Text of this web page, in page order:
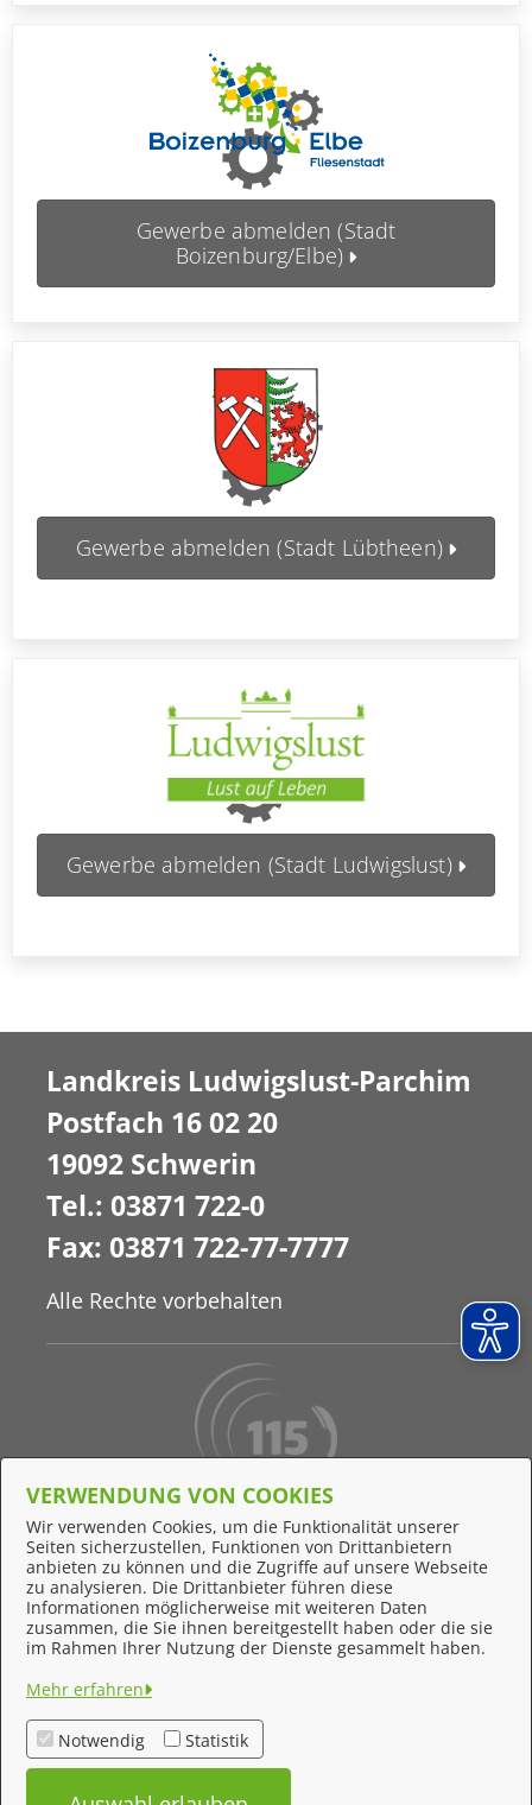
Gewerbe abmelden (Stadt
Boizenburg/Elbe)
Gewerbe abmelden (Stadt Lübtheen)
Gewerbe abmelden (Stadt Ludwigslust)
Behördennummer 115
Online-Support
Landkreis Ludwigslust-Parchim
Postfach 16 02 20
19092 Schwerin
Tel.: 03871 722-0
Fax: 03871 722-77-7777
Alle Rechte vorbehalten
Feedback
Impressum
Datenschutzerklärung
Kontakt
VERWENDUNG VON COOKIES
Wir verwenden Cookies, um die Funktionalität unserer
Seiten sicherzustellen, Funktionen von Drittanbietern
anbieten zu können und die Zugriffe auf unsere Webseite
zu analysieren. Die Drittanbieter führen diese
Informationen möglicherweise mit weiteren Daten
zusammen, die Sie ihnen bereitgestellt haben oder die sie
im Rahmen Ihrer Nutzung der Dienste gesammelt haben.
Mehr erfahren
Notwendig Statistik